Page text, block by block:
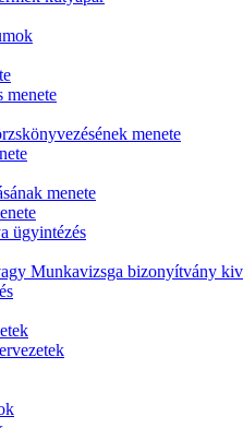
menete
menete
menete
ügyintézés
Munkavizsga bizonyítvány